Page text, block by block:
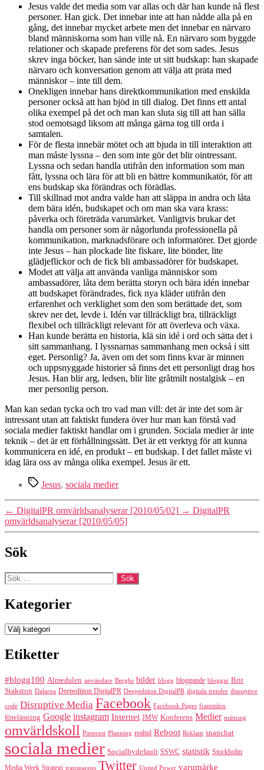
Jesus valde det media som var allas och där han kunde nå flest
personer. Han gick. Det innebar inte att han nådde alla på en
gång, det innebar mycket arbete men det innebar en närvaro
bland människorna som han ville nå. En närvaro som byggde
relationer och skapade preferens för det som sades. Jesus
skrev inga böcker, han sände inte ut sitt budskap: han skapade
närvaro och konversation genom att välja att prata med
människor – inte till dem.
Onekligen innebar hans direktkommunikation med enskilda
personer också att han bjöd in till dialog. Det finns ett antal
olika exempel på det och man kan sluta sig till att han sälla
stod oemotsagd liksom att många gärna tog till orda i
samtalen.
För de flesta innebär mötet och att bjuda in till interaktion att
man måste lyssna – den som inte gör det blir ointressant.
Lyssna och sedan handla utifrån den information som man
fått, lyssna och lära för att bli en bättre kommunikatör, för att
ens budskap ska förändras och förädlas.
Till skillnad mot andra valde han att släppa in andra och låta
dem bära idén, budskapet och om man ska vara krass:
påverka och företräda varumärket. Vanligtvis brukar det
handla om personer som är någorlunda professionella på
kommunikation, marknadsförare och informatörer. Det gjorde
inte Jesus – han plockade lite fiskare, lite bönder, lite
glädjeflickor och de fick bli ambassadörer för budskapet.
Modet att välja att använda vanliga människor som
ambassadörer, låta dem berätta storyn och bära idén innebar
att budskapet förändrades, fick nya kläder utifrån den
erfarenhet och verklighet som den som berättade det, som
skrev ner det, levde i. Idén var tillräckligt bra, tillräckligt
flexibel och tillräckligt relevant för att överleva och växa.
Han kunde berätta en historia, klä sin idé i ord och sätta det i
sitt sammanhang. I lyssnarnas sammanhang men också i sitt
eget. Personlig? Ja, även om det som finns kvar är minnen
och uppsnyggade historier så finns det ett personligt drag hos
Jesus. Han blir arg, ledsen, blir lite gråtmilt nostalgisk – en
mer personlig person.
Man kan sedan tycka och tro vad man vill: det är inte det som är
intressant utan att faktiskt fundera över hur man kan förstå vad
sociala medier faktiskt handlar om i grunden. Sociala medier är inte
teknik – det är ett förhållningssätt. Det är ett verktyg för att kunna
kommunicera en idé, en produkt – ett budskap. I det fallet måste vi
idag lära oss av många olika exempel. Jesus är ett.
Etiketter
Jesus, sociala medier
← DigitalPR omvärldsanalyserar [2010/05/02] → DigitalPR
omvärldsanalyserar [2010/05/05]
Sök
Sök
efter:
Kategorier
Kategorier
Etiketter
#blogg100 Almedalen användare Berghs bilder blogg bloggande bloggar Brit
Stakston Dalarna Deepedition DigitalPR Deepedition DigitalPR digitala trender disruptive
code Disruptive Media Facebook Facebook Pages framtiden
föreläsning Google instagram Internet JMW Konferens Medier mätning
omvärldskoll Pinterest Planning realtid Reboot Reklam snapchat
sociala medier Socialbydefault SSWC statistik Stockholm
Media Week Strategi transparens Twitter United Power varumärke